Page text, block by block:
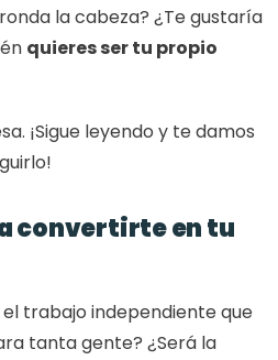
la cabeza? ¿Te gustaría
quieres ser tu propio
¡Sigue leyendo y te damos
convertirte en tu
el trabajo independiente que
tanta gente? ¿Será la